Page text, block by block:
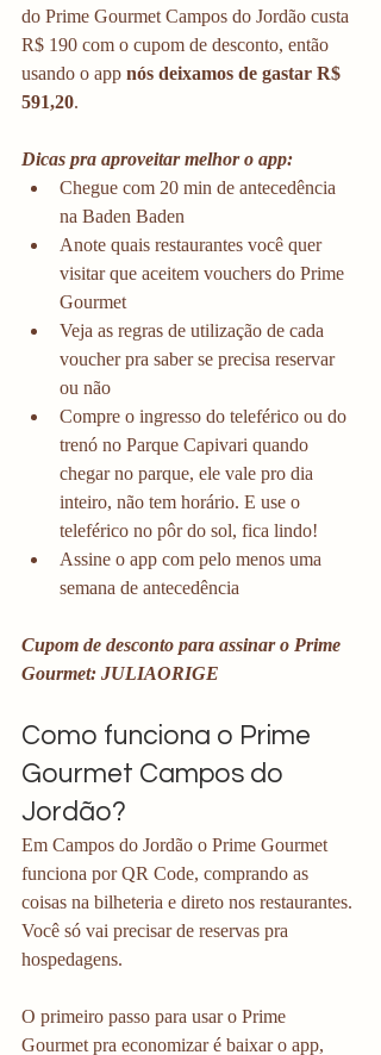
do Prime Gourmet Campos do Jordão custa
R$ 190 com o cupom de desconto, então
usando o app nós deixamos de gastar R$
591,20.
Dicas pra aproveitar melhor o app:
Chegue com 20 min de antecedência
na Baden Baden
Anote quais restaurantes você quer
visitar que aceitem vouchers do Prime
Gourmet
Veja as regras de utilização de cada
voucher pra saber se precisa reservar
ou não
Compre o ingresso do teleférico ou do
trenó no Parque Capivari quando
chegar no parque, ele vale pro dia
inteiro, não tem horário. E use o
teleférico no pôr do sol, fica lindo!
Assine o app com pelo menos uma
semana de antecedência
Cupom de desconto para assinar o Prime
Gourmet: JULIAORIGE
Como funciona o Prime
Gourmet Campos do
Jordão?
Em Campos do Jordão o Prime Gourmet
funciona por QR Code, comprando as
coisas na bilheteria e direto nos restaurantes.
Você só vai precisar de reservas pra
hospedagens.
O primeiro passo para usar o Prime
Gourmet pra economizar é baixar o app,